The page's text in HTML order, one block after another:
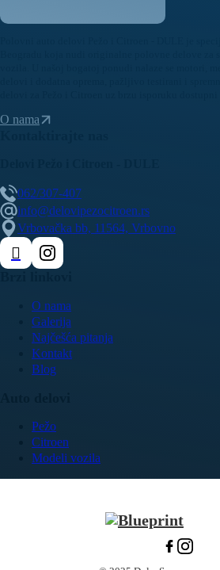
O nama
O nama
Galerija
Najčešća pitanja
Kontakt
Blog
Pežo
Citroen
Modeli vozila
062/307-407
info@delovipezocitroen.rs
Vrbovačka bb, 11564, Vrbovno